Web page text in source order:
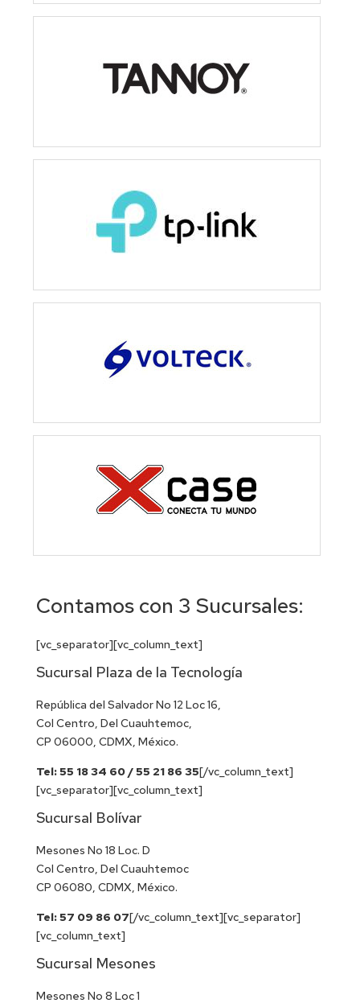
Contamos con 3 Sucursales:
[vc_separator][vc_column_text]
Sucursal Plaza de la Tecnología
República del Salvador No 12 Loc 16,
Col Centro, Del Cuauhtemoc,
CP 06000, CDMX, México.
Tel: 55 18 34 60 / 55 21 86 35[/vc_column_text]
[vc_separator][vc_column_text]
Sucursal Bolívar
Mesones No 18 Loc. D
Col Centro, Del Cuauhtemoc
CP 06080, CDMX, México.
Tel: 57 09 86 07[/vc_column_text][vc_separator]
[vc_column_text]
Sucursal Mesones
Mesones No 8 Loc 1